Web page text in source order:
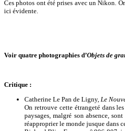
Ces photos ont été prises avec un Nikon.
ici évidente.
Voir quatre photographies d’Objets de
Critique :
Catherine Le Pan de Ligny, Le
On retrouve cette étrangeté dans
paysages, malgré son absence,
réapproprier le monde jusque dans